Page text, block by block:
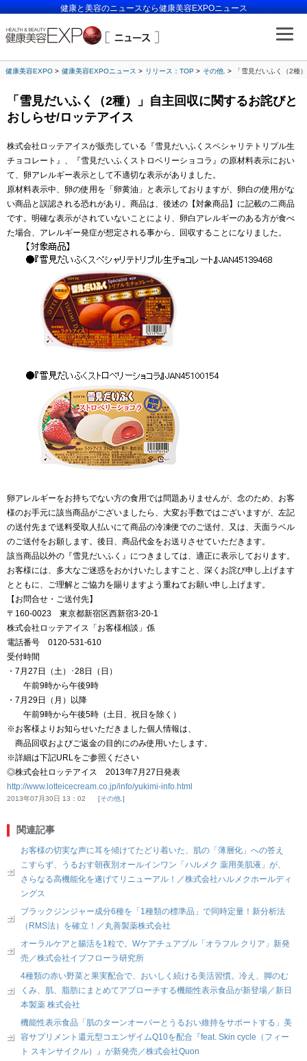
健康と美容のニュースなら健康美容EXPOニュース
健康美容EXPO 健康美容EXPOニュース リリース：TOP その他. 「雪見だいふく（2種
「雪見だいふく（2種）」自主回収に関するお詫びと
おしらせ/ロッテアイス
株式会社ロッテアイスが販売している『雪見だいふくスペシャリテトリプル生
チョコレート』、『雪見だいふくストロベリーショコラ』の原材料表示におい
て、卵アレルギー表示として不適切な表示がありました。
原材料表示中、卵の使用を「卵黄油」と表示しておりますが、卵白の使用がな
い商品と誤認される恐れがあり。商品は、後述の【対象商品】に記載の二商品
です。明確な表示がされていないことにより、卵白アレルギーのある方が食べ
た場合、アレルギー発症が想定される事から、回収することになりました。
卵アレルギーをお持ちでない方の食用では問題ありませんが、念のため、お客
様のお手元に該当商品がございましたら、大変お手数ではございますが、左記
の送付先まで送料受取人払いにて商品の冷凍便でのご送付、又は、天面ラベル
のご送付をお願します。後日、商品代金をお送りさせていただきます。
該当商品以外の『雪見だいふく』につきましては、適正に表示しております。
お客様には、多大なご迷惑をおかけいたしますこと、深くお詫び申し上げます
とともに、ご理解とご協力を賜りますよう重ねてお願い申し上げます。
【お問合せ・ご送付先】
〒160‐0023 東京都新宿区西新宿3-20-1
株式会社ロッテアイス「お客様相談」係
電話番号 0120-531-610
受付時間
・7月27日（土）･28日（日）
午前9時から午後9時
・7月29日（月）以降
午前9時から午後5時（土日、祝日を除く）
※お客様よりお知らせいただきました個人情報は、
商品回収およびご返金の目的にのみ使用いたします。
※詳細は下記URLをご参照ください
◎株式会社ロッテアイス 2013年7月27日発表
http://www.lotteicecream.co.jp/info/yukimi-info.html
2013年07月30日 13：02 その他.
関連記事
お客様の切実な声に耳を傾けてたどり着いた、肌の「薄層化」への答え
こすらず、うるおす朝夜別オールインワン「ハルメク 薬用美肌液」が、
さらなる高機能化を遂げてリニューアル！／株式会社ハルメクホールディ
ングス
ブラックジンジャー成分6種を「1種類の標準品」で同時定量！新分析法
（RMS法）を確立！／丸善製薬株式会社
オーラルケアと腸活を1粒で。Wケアチュアブル「オラフル クリア」新発
売／株式会社イブフローラ研究所
4種類の赤い野菜と果実配合で、おいしく続ける美活習慣。冷え、脚のむ
くみ、肌、脂肪にまとめてアプローチする機能性表示食品が新登場／新日
本製薬 株式会社
機能性表示食品「肌のターンオーバーとうるおい維持をサポートする」美
容サプリメント還元型コエンザイムQ10を配合『feat. Skin cycle（フィー
ト スキンサイクル）』が新発売／株式会社Quon